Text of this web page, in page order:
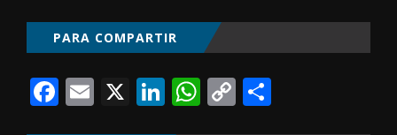
PARA COMPARTIR
Facebook
Email
X LinkedIn
WhatsApp
Copy